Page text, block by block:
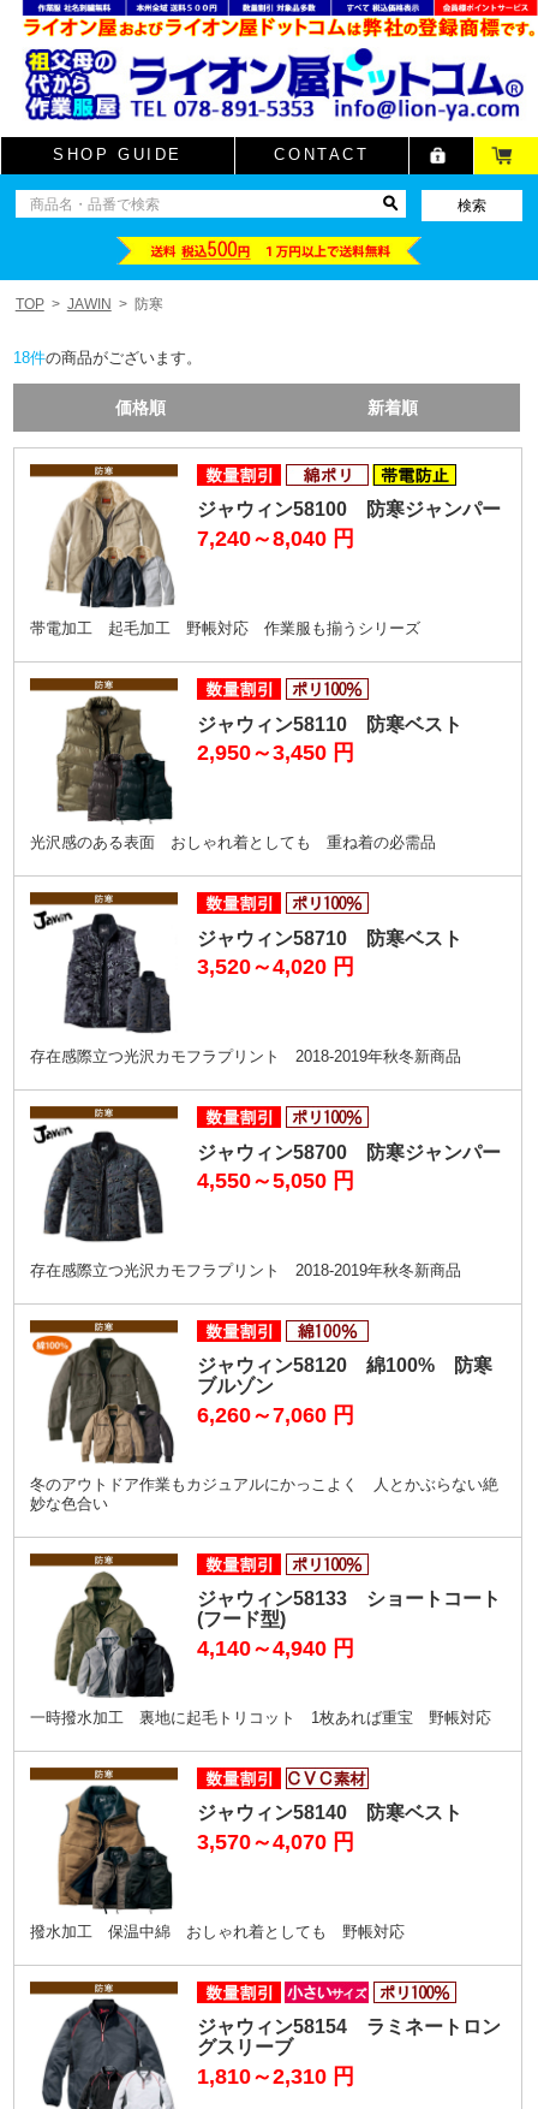
SHOP GUIDE CONTACT
TOP JAWIN 防寒
18件の商品がございます。
価格順 新着順
ジャウィン58100 防寒ジャンパー
7,240～8,040 円
帯電加工 起毛加工 野帳対応 作業服も揃うシリーズ
ジャウィン58110 防寒ベスト
2,950～3,450 円
光沢感のある表面 おしゃれ着としても 重ね着の必需品
ジャウィン58710 防寒ベスト
3,520～4,020 円
存在感際立つ光沢カモフラプリント 2018-2019年秋冬新商品
ジャウィン58700 防寒ジャンパー
4,550～5,050 円
存在感際立つ光沢カモフラプリント 2018-2019年秋冬新商品
ジャウィン58120 綿100% 防寒
ブルゾン
6,260～7,060 円
冬のアウトドア作業もカジュアルにかっこよく 人とかぶらない絶
妙な色合い
ジャウィン58133 ショートコート
(フード型)
4,140～4,940 円
一時撥水加工 裏地に起毛トリコット 1枚あれば重宝 野帳対応
ジャウィン58140 防寒ベスト
3,570～4,070 円
撥水加工 保温中綿 おしゃれ着としても 野帳対応
ジャウィン58154 ラミネートロン
グスリーブ
1,810～2,310 円